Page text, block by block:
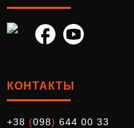
КОНТАКТЫ
+38 (098) 644 00 33